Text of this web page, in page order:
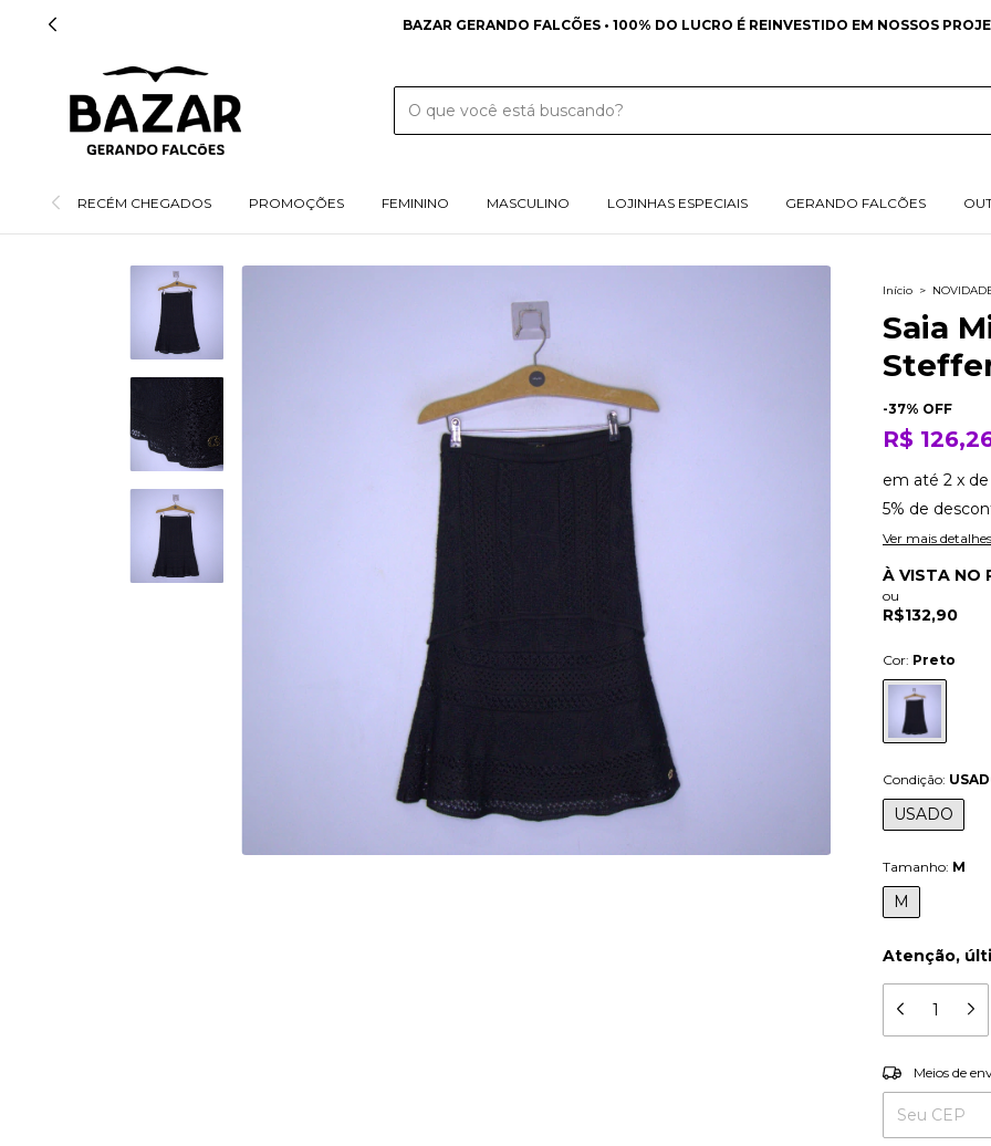
FRETE GRÁTIS NAS COMPRAS ACIMA DE 349 REAIS PARA SUL E
RECÉM CHEGADOS PROMOÇÕES FEMININO MASCULINO LOJINHAS ESPECIAIS GERANDO FALCÕES
Início >
Saia
-37% OFF
R$
em até 2 x de
5% de
Ver mais detalhes
À VISTA NO
ou
R$132,90
Cor: Preto
Condição:
USADO
Tamanho: M
M
Atenção,
Entregas para o
Meios de